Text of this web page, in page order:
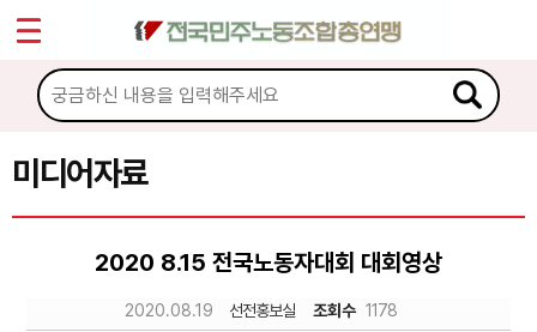
미디어자료
2020 8.15 전국노동자대회 대회영상
2020.08.19 선전홍보실 조회수 1178
마이페이지
소개
소식
Sketchbook5, 스케치북5
Sketchbook5, 스케치북5